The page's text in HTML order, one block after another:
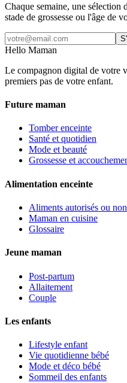
Chaque semaine, une sélection
stade de grossesse ou l'âge de
Hello Maman
Le compagnon digital de votre
premiers pas de votre enfant.
Future maman
Tomber enceinte
Santé et quotidien
Mode et beauté
Grossesse et
Alimentation enceinte
Aliments autorisés ou non
Maman en cuisine
Glossaire
Jeune maman
Post-partum
Allaitement
Couple
Les enfants
Lifestyle enfant
Vie quotidienne bébé
Mode et déco bébé
Sommeil des enfants